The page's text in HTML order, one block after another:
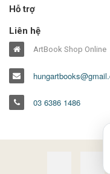
Hỗ trợ
Liên hệ
ArtBook Shop Online
03 6386 1486